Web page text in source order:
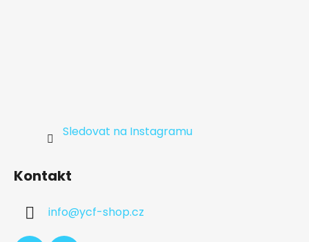
Sledovat na Instagramu
Kontakt
info@ycf-shop.cz